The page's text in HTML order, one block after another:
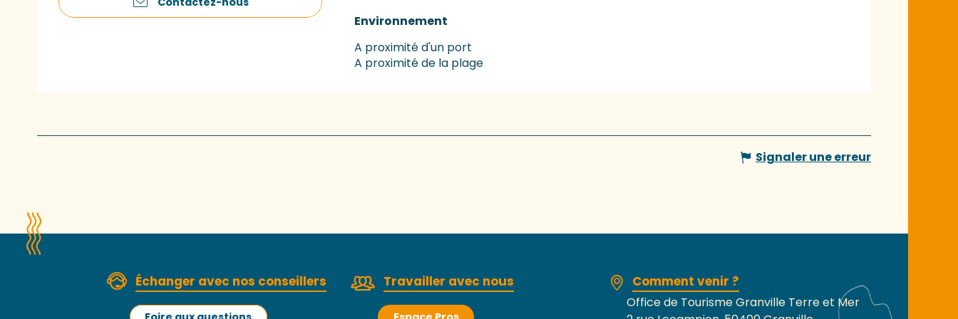
Environnement
Environnement
A proximité d'un port
A proximité de la plage
Signaler une erreur
Échanger avec nos conseillers Travailler avec nous Comment venir ?
Office de Tourisme Granville Terre et Mer